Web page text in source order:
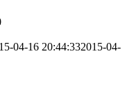
04-16 20:44:332015-04-